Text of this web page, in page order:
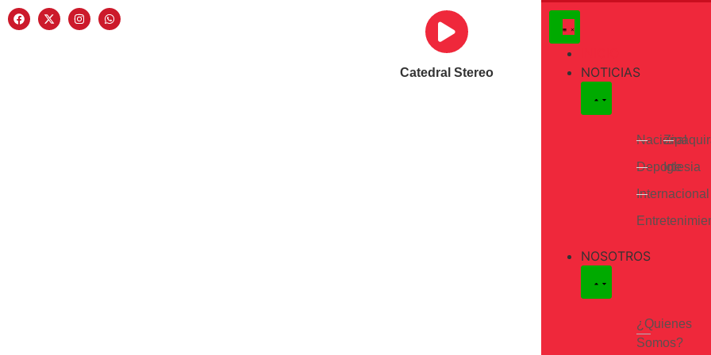
Catedral Stereo
NOTICIAS
Nacional
Deporte
Internacional
Iglesia
NOSOTROS
¿Quienes
Somos?